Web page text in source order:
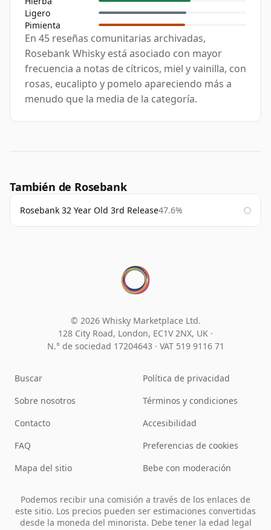
Ligero
Pimienta
En 45 reseñas comunitarias archivadas,
Rosebank Whisky está asociado con mayor
frecuencia a notas de cítricos, miel y vainilla, con
rosas, eucalipto y pomelo apareciendo más a
menudo que la media de la categoría.
También de Rosebank
Rosebank 32 Year Old 3rd Release47.6%
© 2026 Whisky Marketplace Ltd.
128 City Road, London, EC1V 2NX, UK ·
N.° de sociedad 17204643 · VAT 519 9116 71
Buscar
Sobre nosotros
Contacto
FAQ
Mapa del sitio
Política de privacidad
Términos y condiciones
Accesibilidad
Preferencias de cookies
Bebe con moderación
Podemos recibir una comisión a través de los enlaces de
este sitio. Los precios pueden ser estimaciones convertidas
desde la moneda del minorista. Debe tener la edad legal